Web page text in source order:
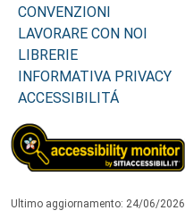
CONVENZIONI
LAVORARE CON NOI
LIBRERIE
INFORMATIVA PRIVACY
ACCESSIBILITÁ
Ultimo aggiornamento: 24/06/2026